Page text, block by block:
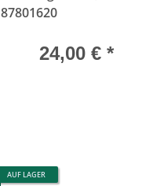
87801620
24,00 € *
AUF LAGER